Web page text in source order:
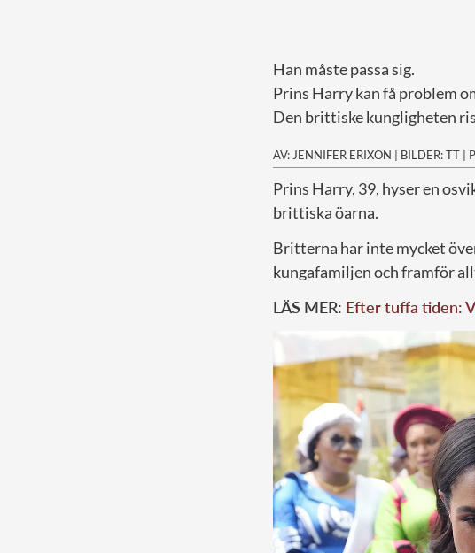
Han måste passa sig.
Prins Harry kan få problem
Den brittiske kungligheten
AV: JENNIFER ERIXON | BILDER: TT |
Prins Harry, 39, hyser en
brittiska öarna.
Britterna har inte mycket
kungafamiljen och framför
LÄS MER: Efter tuffa tiden: